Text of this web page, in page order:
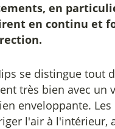
en
en continu et
se distingue tout
très bien avec un
enveloppante.
l'air à l'intérieur,